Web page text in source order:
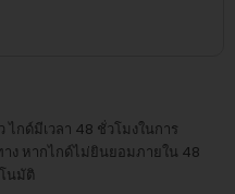
กด์มีเวลา 48 ชั่วโมงในการ
ง หากไกด์ไม่ยินยอมภายใน 48
นมัติ